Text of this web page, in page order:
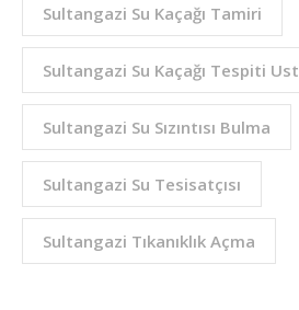
Sultangazi Su Kaçağı Tamiri
Sultangazi Su Kaçağı Tespiti
Sultangazi Su Sızıntısı Bulma
Sultangazi Su Tesisatçısı
Sultangazi Tıkanıklık Açma